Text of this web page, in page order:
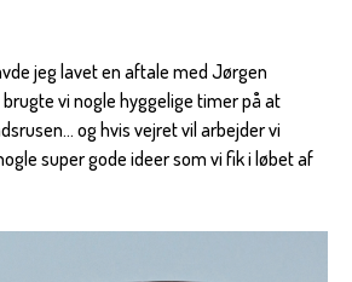
jeg lavet en aftale med Jørgen
vi nogle hyggelige timer på at
og hvis vejret vil arbejder vi
super gode ideer som vi fik i løbet af